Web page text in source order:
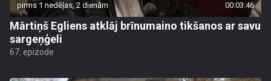
pirms 1 nedēļas, 2 dienām 00:03:46
Mārtiņš Egliens atklāj brīnumaino tikšanos ar savu
sargeņģeli
67. epizode